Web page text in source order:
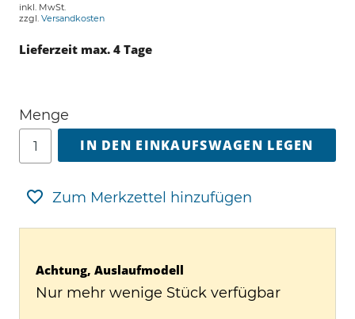
inkl. MwSt.
zzgl. Versandkosten
Lieferzeit max. 4 Tage
Menge
IN DEN EINKAUFSWAGEN LEGEN
Zum Merkzettel hinzufügen
Achtung, Auslaufmodell
Nur mehr wenige Stück verfügbar